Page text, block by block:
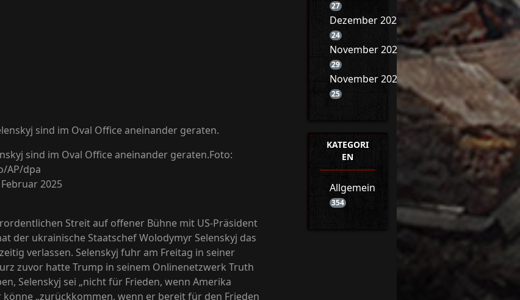
sind im Oval Office aneinander geraten.Foto:
AP/dpa
2025
Streit auf offener Bühne mit US-Präsident
der ukrainische Staatschef Wolodymyr Selenskyj das
verlassen. Selenskyj fuhr am Freitag in seiner
zuvor hatte Trump in seinem Onlinenetzwerk Truth
Selenskyj sei „nicht für Frieden, wenn Amerika
könne „zurückkommen, wenn er bereit für den Frieden
27
Dezember 2025
24
November 2025
29
November 2025
25
KATEGORI
EN
Allgemein
354